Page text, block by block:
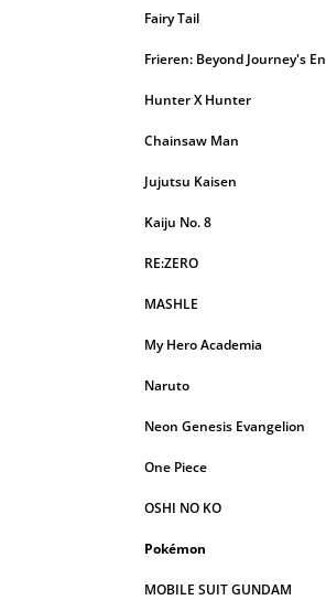
Fairy Tail
Frieren: Beyond Journey's
Hunter X Hunter
Chainsaw Man
Jujutsu Kaisen
Kaiju No. 8
RE:ZERO
MASHLE
My Hero Academia
Naruto
Neon Genesis Evangelion
One Piece
OSHI NO KO
Pokémon
MOBILE SUIT GUNDAM